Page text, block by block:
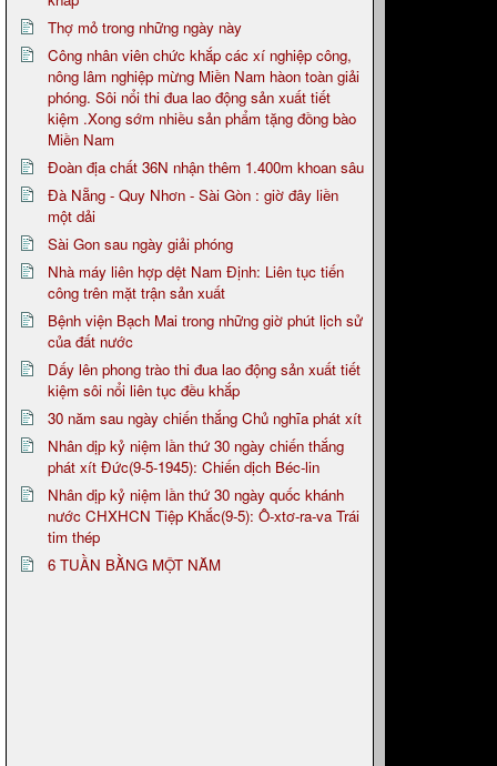
Thợ mỏ trong những ngày này
Công nhân viên chức khắp các xí nghiệp công,
nông lâm nghiệp mừng Miền Nam hàon toàn giải
phóng. Sôi nổi thi đua lao động sản xuất tiết
kiệm .Xong sớm nhiều sản phẩm tặng đồng bào
Miền Nam
Đoàn địa chất 36N nhận thêm 1.400m khoan sâu
Đà Nẵng - Quy Nhơn - Sài Gòn : giờ đây liền
một dải
Sài Gon sau ngày giải phóng
Nhà máy liên hợp dệt Nam Định: Liên tục tiến
công trên mặt trận sản xuất
Bệnh viện Bạch Mai trong những giờ phút lịch sử
của đất nước
Dấy lên phong trào thi đua lao động sản xuất tiết
kiệm sôi nổi liên tục đều khắp
30 năm sau ngày chiến thắng Chủ nghĩa phát xít
Nhân dịp kỷ niệm lần thứ 30 ngày chiến thắng
phát xít Đức(9-5-1945): Chiến dịch Béc-lin
Nhân dịp kỷ niệm lần thứ 30 ngày quốc khánh
nước CHXHCN Tiệp Khắc(9-5): Ô-xtơ-ra-va Trái
tim thép
6 TUẦN BẰNG MỘT NĂM